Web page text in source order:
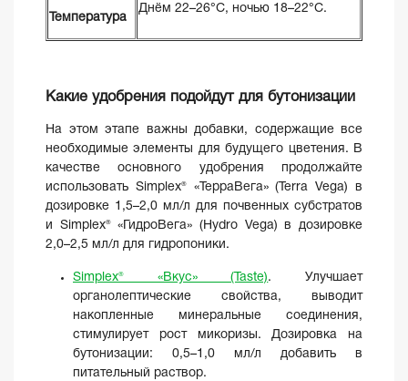
Температура
Днём 22–26°C, ночью 18–22°C.
Какие удобрения подойдут для бутонизации
На этом этапе важны добавки, содержащие все
необходимые элементы для будущего цветения. В
качестве основного удобрения продолжайте
использовать Simplex® «ТерраВега» (Terra Vega) в
дозировке 1,5–2,0 мл/л для почвенных субстратов
и Simplex® «ГидроВега» (Hydro Vega) в дозировке
2,0–2,5 мл/л для гидропоники.
Simplex® «Вкус» (Taste). Улучшает
органолептические свойства, выводит
накопленные минеральные соединения,
стимулирует рост микоризы. Дозировка на
бутонизации: 0,5–1,0 мл/л добавить в
питательный раствор.